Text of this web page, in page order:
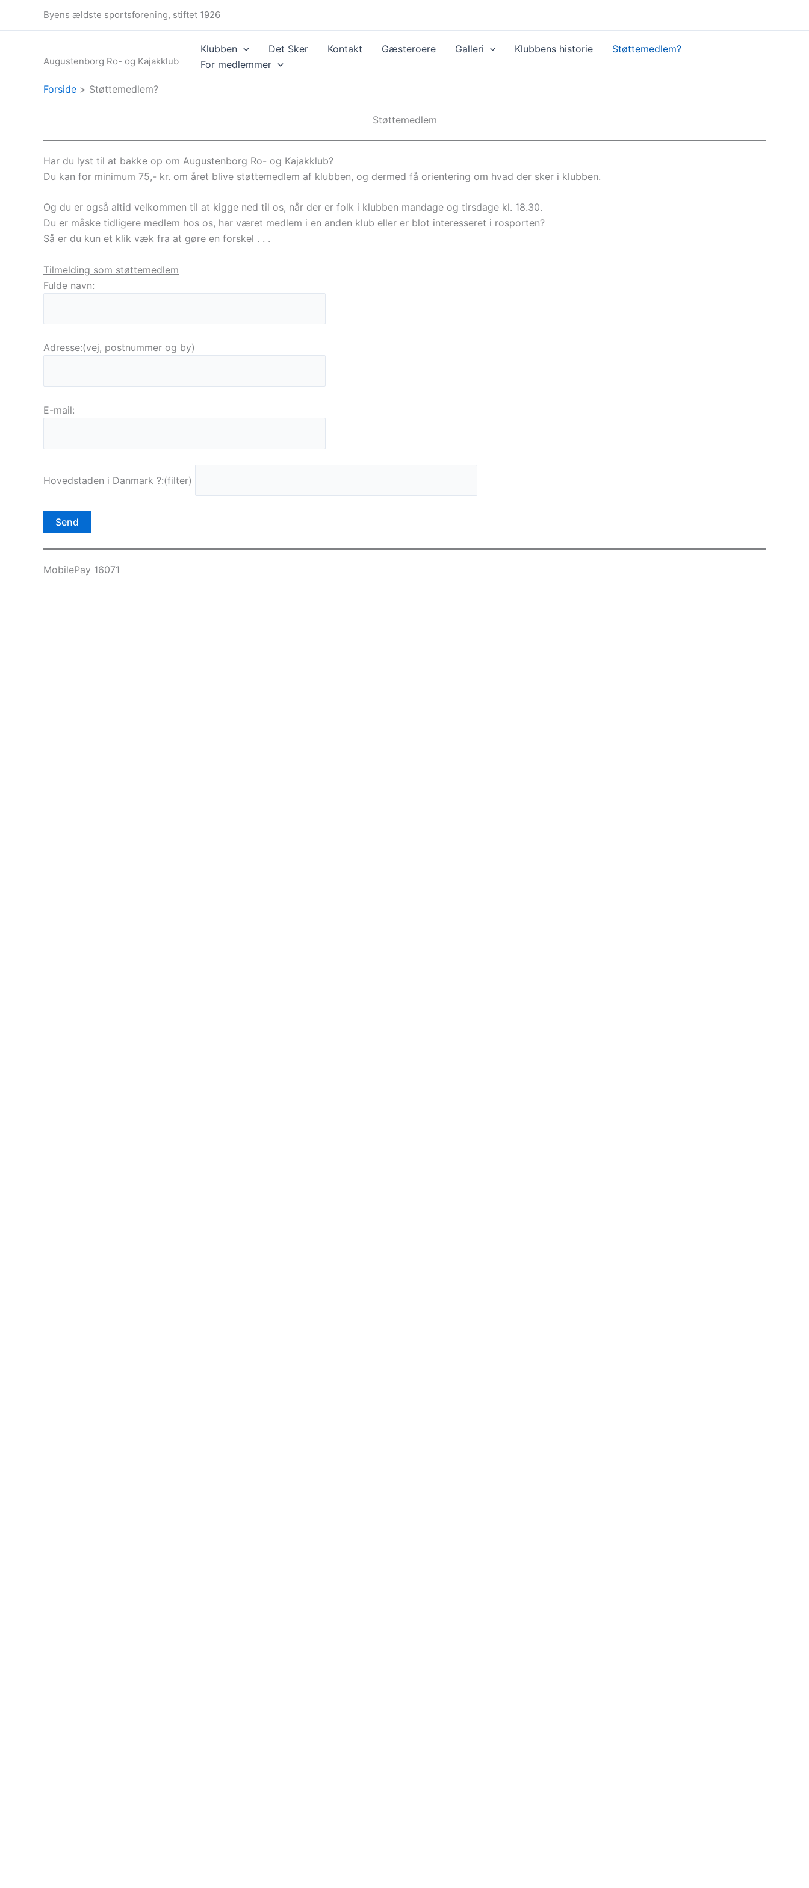
Byens ældste sportsforening, stiftet 1926
Augustenborg Ro- og Kajakklub
Klubben Det Sker Kontakt Gæsteroere Galleri Klubbens historie
Støttemedlem?
For medlemmer
Forside Støttemedlem?
Støttemedlem
Har du lyst til at bakke op om Augustenborg Ro- og Kajakklub?
Du kan for minimum 75,- kr. om året blive støttemedlem af klubben, og dermed få orientering om hvad der sker i klubben.
Og du er også altid velkommen til at kigge ned til os, når der er folk i klubben mandage og tirsdage kl. 18.30.
Du er måske tidligere medlem hos os, har været medlem i en anden klub eller er blot interesseret i rosporten?
Så er du kun et klik væk fra at gøre en forskel . . .
Tilmelding som støttemedlem
Fulde navn:
Adresse:(vej, postnummer og by)
E-mail:
Hovedstaden i Danmark ?:(filter)
MobilePay 16071